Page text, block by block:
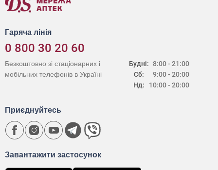
Гаряча лінія
0 800 30 20 60
Будні:
Сб:
Нд:
8:00 - 21:00
9:00 - 20:00
10:00 - 20:00
Безкоштовно зі стаціонарних і
мобільних телефонів в Україні
Завантажити застосунок
Приєднуйтесь